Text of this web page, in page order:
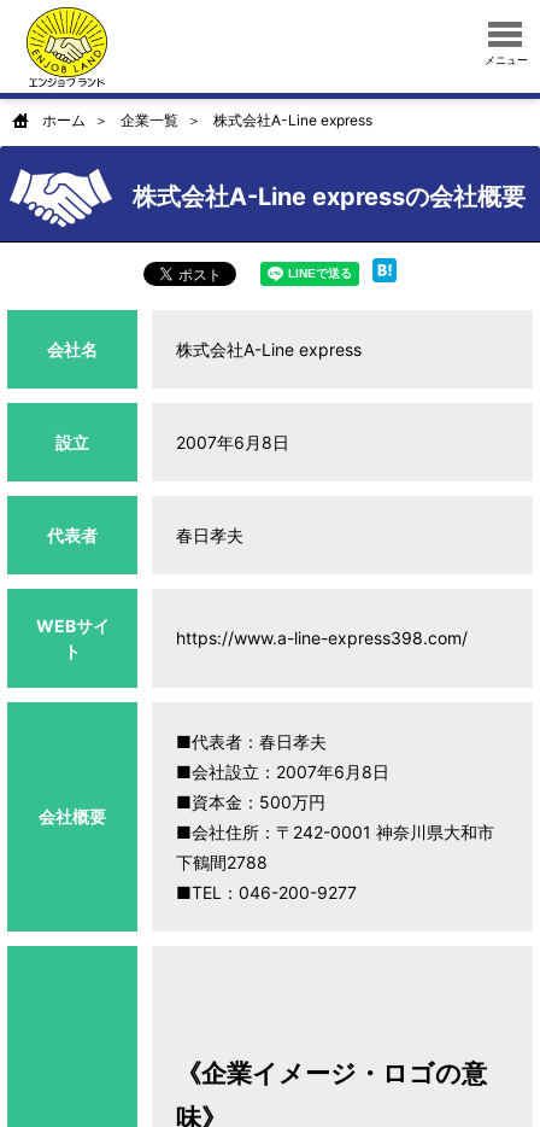
メニュー
ホーム 企業一覧 株式会社A-Line express
株式会社A-Line expressの会社概要
会社名 株式会社A-Line express
設立 2007年6月8日
代表者 春日孝夫
WEBサイ
ト
https://www.a-line-express398.com/
会社概要
■代表者：春日孝夫
■会社設立：2007年6月8日
■資本金：500万円
■会社住所：〒242-0001 神奈川県大和市
下鶴間2788
■TEL：046-200-9277
《企業イメージ・ロゴの意
味》